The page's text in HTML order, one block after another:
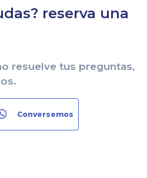
reserva una
resuelve tus preguntas,
Conversemos